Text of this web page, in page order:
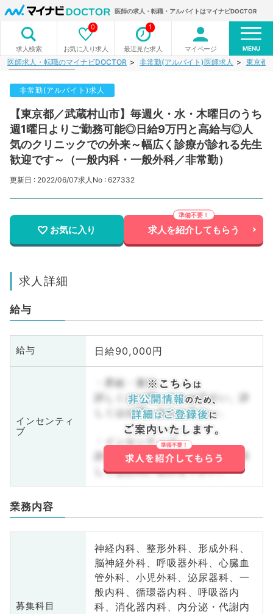
医師の求人・転職・アルバイトはマイナビDOCTOR
求人検索 お気に入り求人
0
最近見た求人
1
マイページ MENU
医師求人・転職のマイナビDOCTOR 非常勤(アルバイト)医師求人 東京都
非常勤(アルバイト)求人
【東京都／武蔵村山市】毎週火・水・木曜日のうち
週1曜日よりご勤務可能◎日給9万円と高給与◎人
気のクリニックでの外来～幅広く診療が診れる先生
歓迎です～（一般内科・一般外科／非常勤）
更新日 : 2022/06/07求人No : 627332
お気に入り 求人を紹介してもらう
求人詳細
給与
給与 日給90,000円
インセンティ
ブ
・昇給・賞与
詳しくはお問い合わせ下さい。詳
しくはお問い合わせ下さい。
・インセンティブ
詳しくはお問い合わせ下さい。詳
しくはお問い合わせ下さい。
業務内容
募集科目
神経内科、整形外科、形成外科、
脳神経外科、呼吸器外科、心臓血
管外科、小児外科、泌尿器科、一
般内科、循環器内科、呼吸器内
科、消化器内科、内分泌・代謝内